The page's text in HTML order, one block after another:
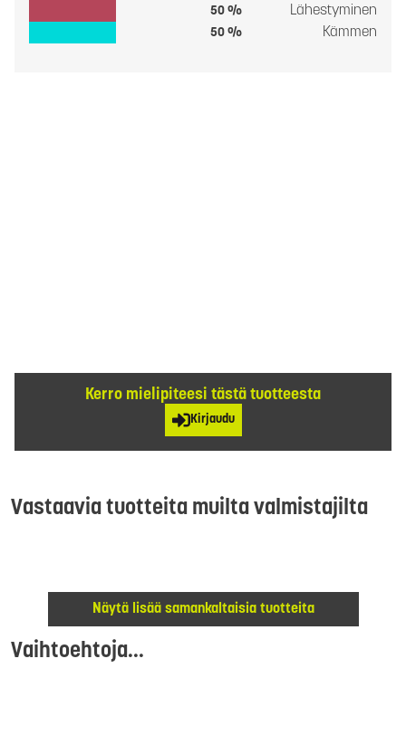
50 % Lähestyminen
50 % Kämmen
Kerro mielipiteesi tästä tuotteesta
Kirjaudu
Vastaavia tuotteita muilta valmistajilta
Näytä lisää samankaltaisia tuotteita
Vaihtoehtoja...